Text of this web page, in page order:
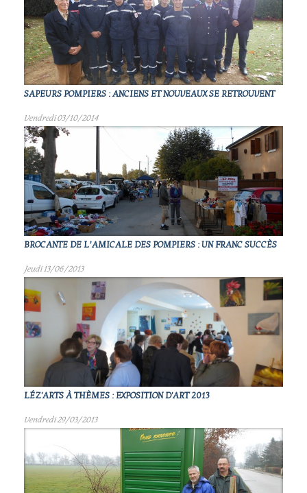
SAPEURS POMPIERS : ANCIENS ET NOUVEAUX SE RETROUVENT
Vendredi 03/10/2014
BROCANTE DE L’AMICALE DES POMPIERS : UN FRANC SUCCÈS
Jeudi 13/06/2013
LÉZ'ARTS À THÈMES : EXPOSITION D'ART 2013
Vendredi 29/03/2013